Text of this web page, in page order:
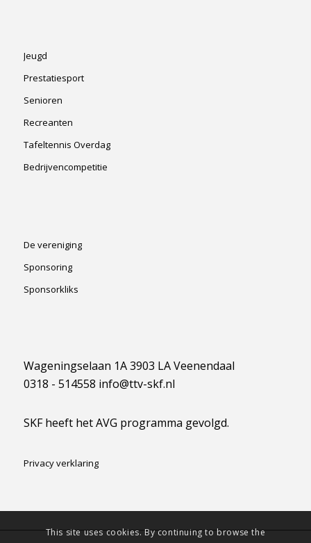
Jeugd
Prestatiesport
Senioren
Recreanten
Tafeltennis Overdag
Bedrijvencompetitie
De vereniging
Sponsoring
Sponsorkliks
Wageningselaan 1A 3903 LA Veenendaal
0318 - 514558 info@ttv-skf.nl
SKF heeft het AVG programma gevolgd.
Privacy verklaring
This site uses cookies. By continuing to browse the